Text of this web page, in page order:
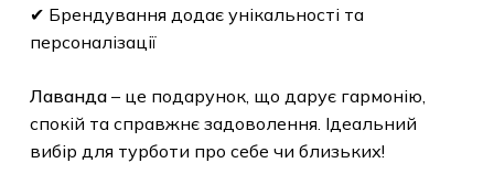
✔ Брендування додає унікальності та
персоналізації
Лаванда– це подарунок, що дарує гармонію,
спокій та справжнє задоволення. Ідеальний
вибір для турботи про себе чи близьких!